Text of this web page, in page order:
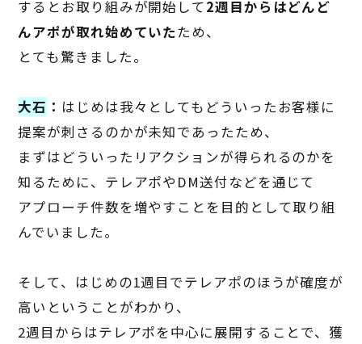
するとお取り組みが開始して2週目からはどんど
んアポが取れ始めていたため、
とても驚きました。
大石 ： はじめは我々としてもどういったお客様に
提案が刺さるのかが未知であったため、
まずはどういったリアクションが得られるのかを
知るために、テレアポや DM送付などを通じて
アプローチ件数を増やすことを目的として取り組
んでいました。
そして、はじめの1週目でテレアポのほうが確度が
高いということがわかり、
2週目からはテレアポを中心に展開することで、獲